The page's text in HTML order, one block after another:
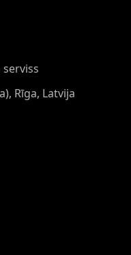
Rīga, Latvija